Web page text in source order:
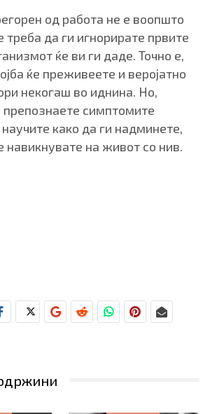
од работа не е воопшто
треба да ги игнорирате првите
ќе ви ги даде. Точно е,
ќе преживеете и веројатно
некогаш во иднина. Но,
препознаете симптомите
како да ги надминете,
навикнувате на живот со нив.